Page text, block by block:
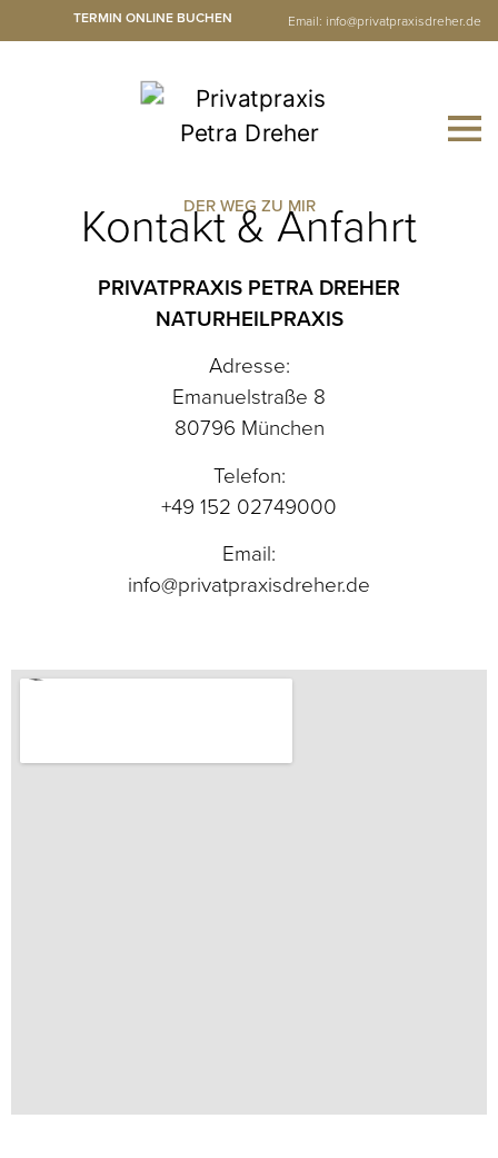
TERMIN ONLINE BUCHEN Email: info@privatpraxisdreher.de
DER WEG ZU MIR
Kontakt & Anfahrt
PRIVATPRAXIS PETRA DREHER
NATURHEILPRAXIS
Adresse:
Emanuelstraße 8
80796 München
Telefon:
+49 152 02749000
Email:
info@privatpraxisdreher.de